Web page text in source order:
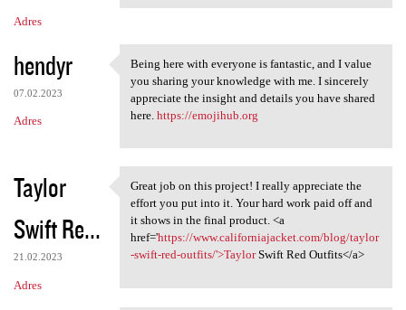
Adres
hendyr
07.02.2023
Adres
Being here with everyone is
Being here with everyone is fantastic, and I value
you sharing your knowledge with me. I sincerely
appreciate the insight and details you have shared
here. https://emojihub.org
Taylor
Swift Re...
21.02.2023
Adres
Great job on this project! I
Great job on this project! I really appreciate the
effort you put into it. Your hard work paid off and
it shows in the final product. <a
href='https://www.californiajacket.com/blog/taylor
-swift-red-outfits/'>TaylorSwift Red Outfits</a>